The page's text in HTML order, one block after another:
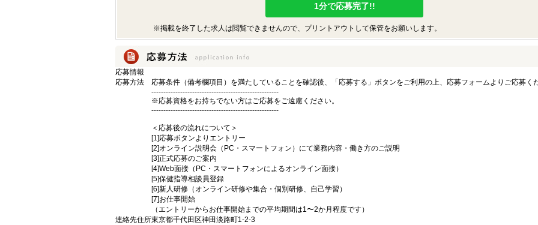
1分で応募完了!!
※掲載を終了した求人は閲覧できませんので、プリントアウトして保管をお願いします。
応募情報
応募方法
応募条件（備考欄項目）を満たしていることを確認後、「応募する」ボタンをご利用の上、応募フォームよりご応募く
-----------------------------------------------------
※応募資格をお持ちでない方はご応募をご遠慮ください。
-----------------------------------------------------
＜応募後の流れについて＞
[1]応募ボタンよりエントリー
[2]オンライン説明会（PC・スマートフォン）にて業務内容・働き方のご説明
[3]正式応募のご案内
[4]Web面接（PC・スマートフォンによるオンライン面接）
[5]保健指導相談員登録
[6]新人研修（オンライン研修や集合・個別研修、自己学習）
[7]お仕事開始
（エントリーからお仕事開始までの平均期間は1〜2か月程度です）
連絡先住所東京都千代田区神田淡路町1-2-3